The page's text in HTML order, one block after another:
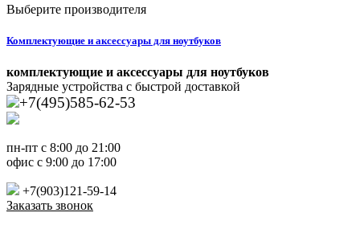
Выберите производителя
Комплектующие и аксессуары для ноутбуков
комплектующие и аксессуары для ноутбуков
Зарядные устройства с быстрой доставкой
+7(495)585-62-53
пн-пт с 8:00 до 21:00
офис с 9:00 до 17:00
+7(903)121-59-14
Заказать звонок